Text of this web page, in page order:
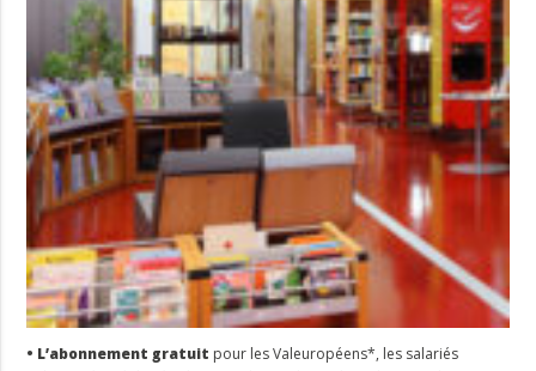
• L’abonnement gratuit pour les Valeuropéens*, les salariés